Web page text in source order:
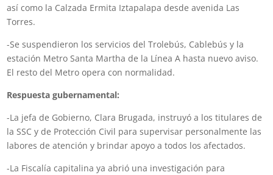
así como la Calzada Ermita Iztapalapa desde avenida Las
Torres.
-Se suspendieron los servicios del Trolebús, Cablebús y la
estación Metro Santa Martha de la Línea A hasta nuevo aviso.
El resto del Metro opera con normalidad.
Respuesta gubernamental:
-La jefa de Gobierno, Clara Brugada, instruyó a los titulares de
la SSC y de Protección Civil para supervisar personalmente las
labores de atención y brindar apoyo a todos los afectados.
-La Fiscalía capitalina ya abrió una investigación para